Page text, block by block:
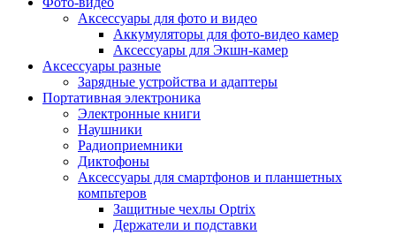
Аксессуары для фото и видео
Аккумуляторы для фото-видео камер
Аксессуары для Экшн-камер
Аксессуары разные
Зарядные устройства и адаптеры
Портативная электроника
Электронные книги
Наушники
Радиоприемники
Диктофоны
Аксессуары для смартфонов и планшетных
компьтеров
Защитные чехлы Optrix
Держатели и подставки